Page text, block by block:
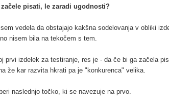
pisati, le zaradi ugodnosti?
vedela da obstajajo kakšna sodelovanja v obliki
nisem bila na tekočem s tem.
prvi izdelek za testiranje, res je - da če bi ga začela
že kar razvita hkrati pa je "konkurenca" velika.
naslednjo točko, ki se navezuje na prvo.